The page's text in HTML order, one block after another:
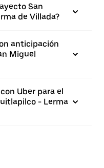
San
de Villada?
anticipación
Miguel
Uber para el
- Lerma